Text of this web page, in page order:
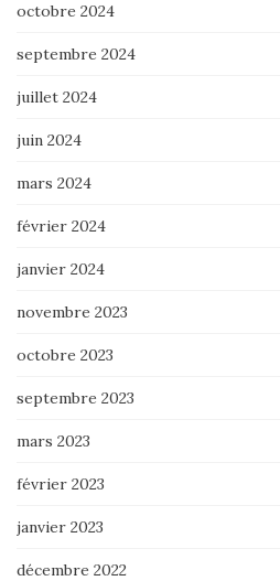
octobre 2024
septembre 2024
juillet 2024
juin 2024
mars 2024
février 2024
janvier 2024
novembre 2023
octobre 2023
septembre 2023
mars 2023
février 2023
janvier 2023
décembre 2022